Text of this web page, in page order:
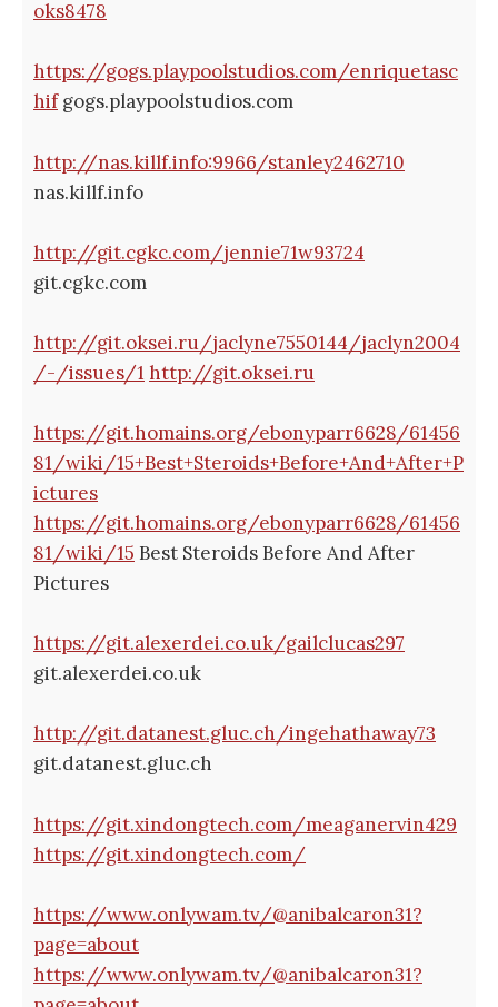
oks8478
https://gogs.playpoolstudios.com/enriquetasc
hifgogs.playpoolstudios.com
http://nas.killf.info:9966/stanley2462710
nas.killf.info
http://git.cgkc.com/jennie71w93724
git.cgkc.com
http://git.oksei.ru/jaclyne7550144/jaclyn2004
/-/issues/1 http://git.oksei.ru
https://git.homains.org/ebonyparr6628/61456
81/wiki/15+Best+Steroids+Before+And+After+P
ictures
https://git.homains.org/ebonyparr6628/61456
81/wiki/15 Best Steroids Before And After
Pictures
https://git.alexerdei.co.uk/gailclucas297
git.alexerdei.co.uk
http://git.datanest.gluc.ch/ingehathaway73
git.datanest.gluc.ch
https://git.xindongtech.com/meaganervin429
https://git.xindongtech.com/
https://www.onlywam.tv/@anibalcaron31?
page=about
https://www.onlywam.tv/@anibalcaron31?